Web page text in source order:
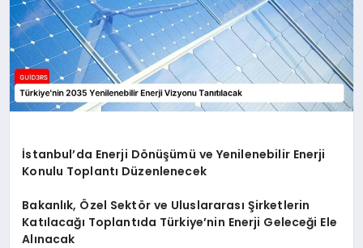
İstanbul’da Enerji Dönüşümü ve Yenilenebilir Enerji
Konulu Toplantı Düzenlenecek
Bakanlık, Özel Sektör ve Uluslararası Şirketlerin
Katılacağı Toplantıda Türkiye’nin Enerji Geleceği Ele
Alınacak